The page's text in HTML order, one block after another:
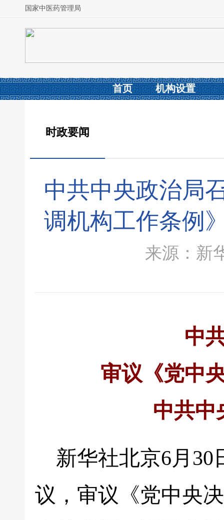
国家中医药管理局
首页 机构设置
时政要闻
中共中央政治局
调机构工作条例
来源：新
中
审议《党中
中共中
新华社北京6月
议，审议《党中央